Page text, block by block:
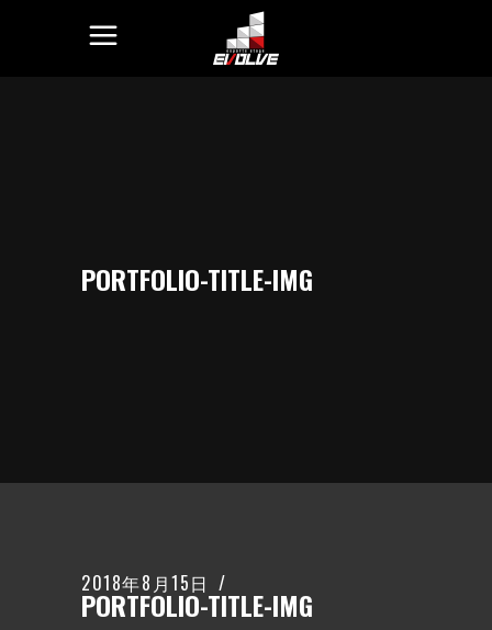
PORTFOLIO-TITLE-IMG
2018年8月15日
PORTFOLIO-TITLE-IMG